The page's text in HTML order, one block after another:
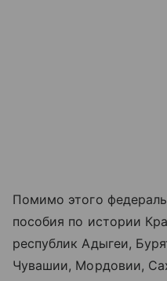
Помимо этого
пособия по истории
республик Адыгеи,
Чувашии, Мордовии,